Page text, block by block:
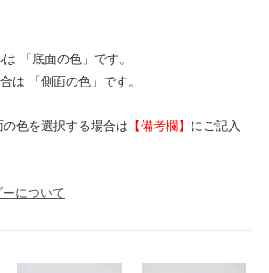
「底面の色」です。
は 「側面の色」です。
色を選択する場合は 【備考欄】 にご記入
について